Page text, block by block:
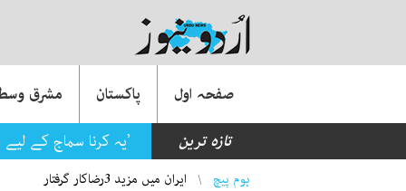
صفحہ اول پاکستان مشرق
تازہ ترین
’یہ کرنا سماج کے لیے
ہوم پیچ ایران میں مزید 3رضاکار گرفتار